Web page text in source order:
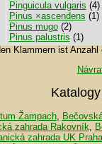
Pinguicula vulgaris (4)
Pinus ×ascendens (1)
Pinus mugo(2)
Pinus palustris (1)
Klammern ist
Žampach,
zahrada Rakovník
zahrada UK Praha